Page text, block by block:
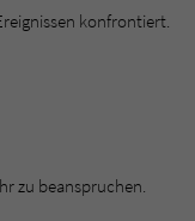
konfrontiert.
zu beanspruchen.